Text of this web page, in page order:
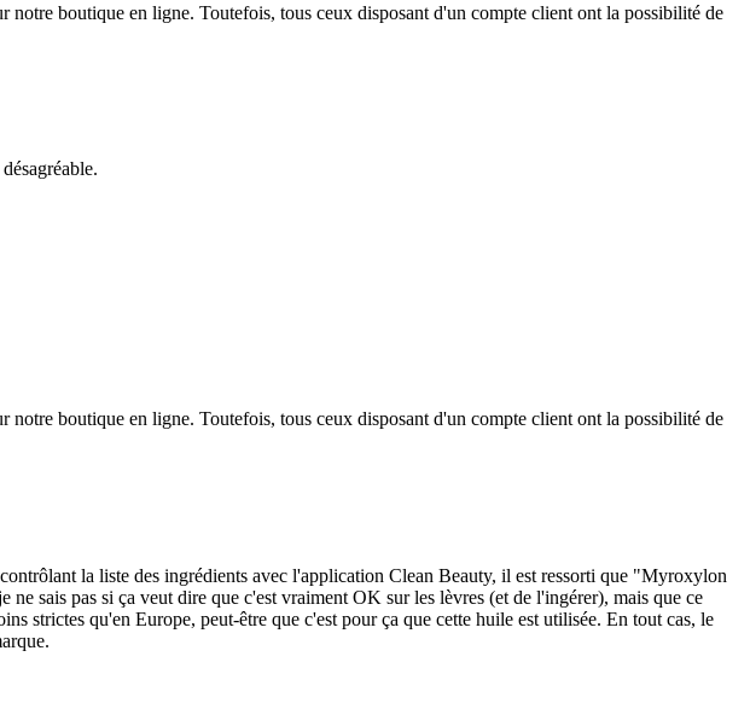
boutique en ligne. Toutefois, tous ceux disposant d'un compte client ont la possibilité de
boutique en ligne. Toutefois, tous ceux disposant d'un compte client ont la possibilité de
la liste des ingrédients avec l'application Clean Beauty, il est ressorti que "Myroxylon
sais pas si ça veut dire que c'est vraiment OK sur les lèvres (et de l'ingérer), mais que ce
strictes qu'en Europe, peut-être que c'est pour ça que cette huile est utilisée. En tout cas, le